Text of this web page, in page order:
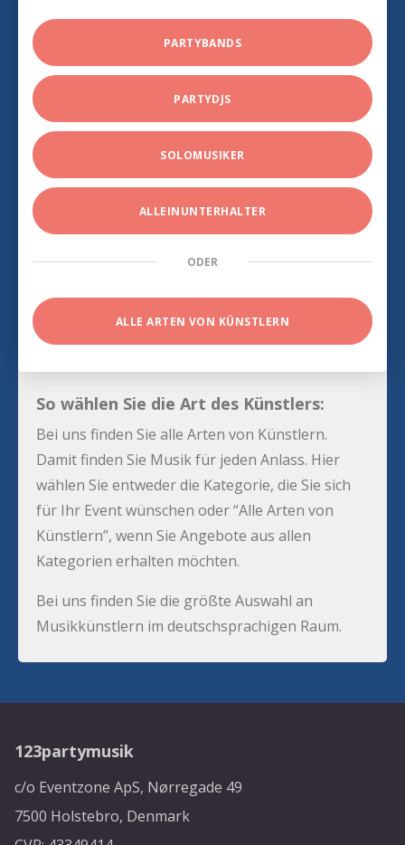
PARTYBANDS
PARTYDJS
SOLOMUSIKER
ALLEINUNTERHALTER
ODER
ALLE ARTEN VON KÜNSTLERN
So wählen Sie die Art des Künstlers:
Bei uns finden Sie alle Arten von Künstlern.
Damit finden Sie Musik für jeden Anlass. Hier
wählen Sie entweder die Kategorie, die Sie sich
für Ihr Event wünschen oder “Alle Arten von
Künstlern”, wenn Sie Angebote aus allen
Kategorien erhalten möchten.
Bei uns finden Sie die größte Auswahl an
Musikkünstlern im deutschsprachigen Raum.
123partymusik
c/o Eventzone ApS, Nørregade 49
7500 Holstebro, Denmark